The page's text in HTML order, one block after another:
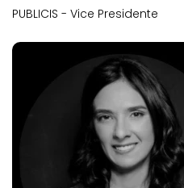
PUBLICIS - Vice Presidente